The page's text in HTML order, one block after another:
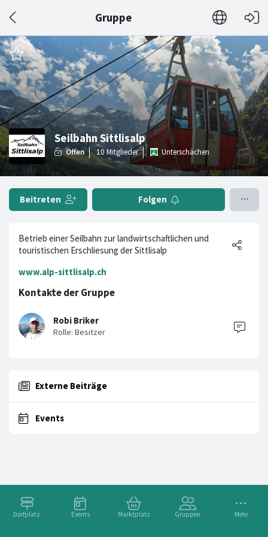
Gruppe
Dorfplatz Events Marktplatz Gruppen Mehr
Seilbahn Sittlisalp
Unterschächen
Beitreten Folgen
Betrieb einer Seilbahn zur landwirtschaftlichen und
touristischen Erschliesung der Sittlisalp
www.alp-sittlisalp.ch
Kontakte der Gruppe
Robi Briker
Externe Beiträge
Events